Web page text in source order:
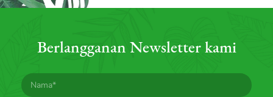
Berlangganan Newsletter kami